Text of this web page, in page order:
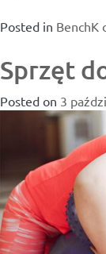
Posted in BenchK
Sprzęt
Posted on 3